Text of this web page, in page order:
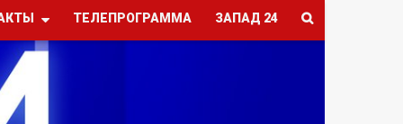
ТЕЛЕПРОГРАММА ЗАПАД 24